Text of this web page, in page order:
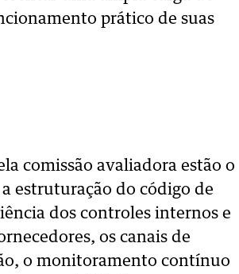
prático de suas
comissão avaliadora estão o
estruturação do código de
dos controles internos e
os canais de
o monitoramento contínuo